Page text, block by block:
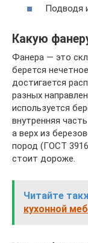
Подводя
Какую
Фанера — это
берется
достигается
разных
используется
внутренняя
а верх из
пород (ГОСТ
стоит дороже.
Читайте
кухонной